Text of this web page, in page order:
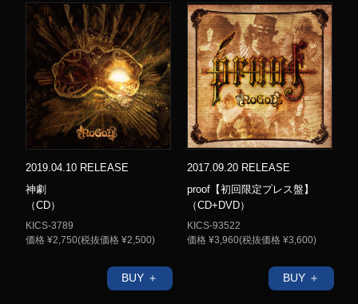
2019.04.10 RELEASE
神劇
（CD）
KICS-3789
価格 ¥2,750(税抜価格 ¥2,500)
BUY ＋
2017.09.20 RELEASE
proof【初回限定プレス盤】
（CD+DVD）
KICS-93522
価格 ¥3,960(税抜価格 ¥3,600)
BUY ＋